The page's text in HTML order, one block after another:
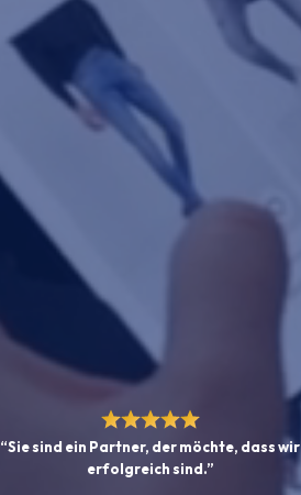
“Sie sind ein Partner, der möchte, dass wir
erfolgreich sind.”